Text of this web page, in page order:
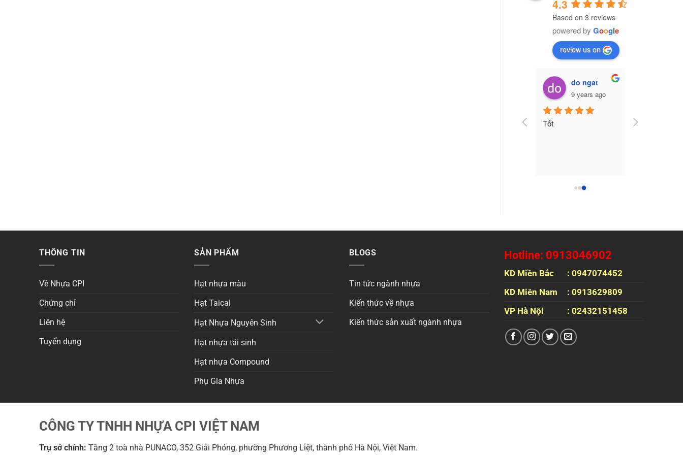
4.3
Based on 3 reviews
powered by Google
review us on
Công ty nhựa CPI Việt
do ngat
9 years ago
Tốt
THÔNG TIN
Về Nhựa CPI
Chứng chỉ
Liên hệ
Tuyển dụng
SẢN PHẨM
Hạt nhựa màu
Hạt Taical
Hạt Nhựa Nguyên Sinh
Hạt nhựa tái sinh
Hạt nhựa Compound
Phụ Gia Nhựa
BLOGS
Tin tức ngành nhựa
Kiến thức về nhựa
Kiến thức sản xuất ngành nhựa
Hotline: 0913046902
KD Miền Bắc
: 0947074452
KD Miên Nam
: 0913629809
VP Hà Nội
: 02432151458
CÔNG TY TNHH NHỰA CPI VIỆT NAM
Trụ sở chính: Tầng 2 toà nhà PUNACO, 352 Giải Phóng, phường Phương Liệt, thành phố Hà Nội, Việt Nam.